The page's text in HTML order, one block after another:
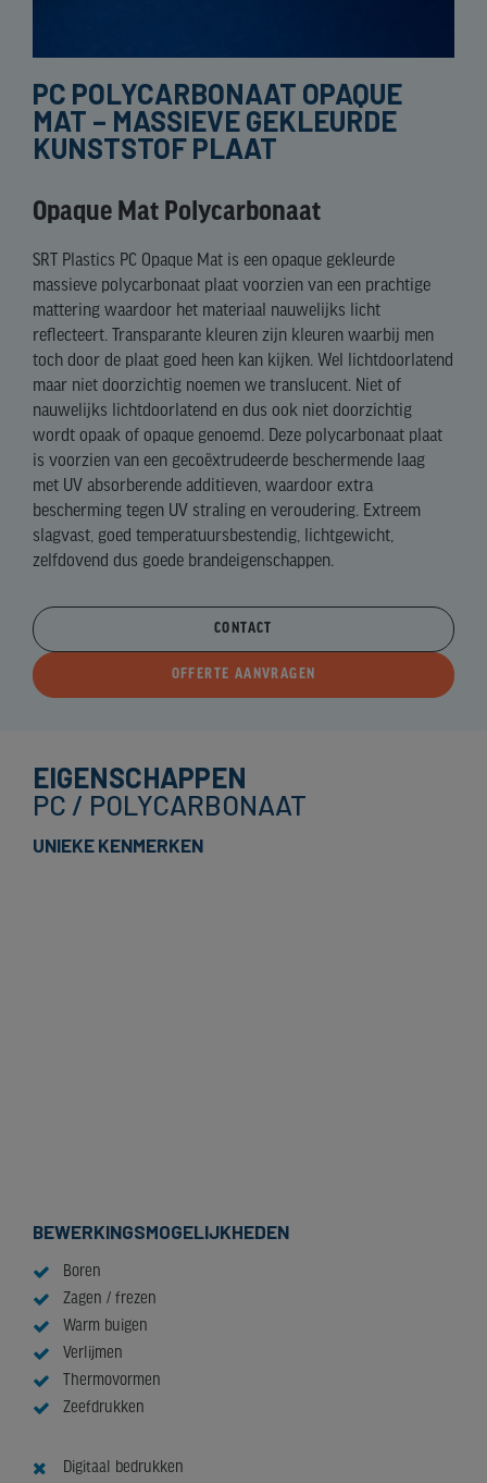
PC POLYCARBONAAT OPAQUE
MAT – MASSIEVE GEKLEURDE
KUNSTSTOF PLAAT
Opaque Mat Polycarbonaat
SRT Plastics PC Opaque Mat is een opaque gekleurde
massieve polycarbonaat plaat voorzien van een prachtige
mattering waardoor het materiaal nauwelijks licht
reflecteert. Transparante kleuren zijn kleuren waarbij men
toch door de plaat goed heen kan kijken. Wel lichtdoorlatend
maar niet doorzichtig noemen we translucent. Niet of
nauwelijks lichtdoorlatend en dus ook niet doorzichtig
wordt opaak of opaque genoemd. Deze polycarbonaat plaat
is voorzien van een gecoëxtrudeerde beschermende laag
met UV absorberende additieven, waardoor extra
bescherming tegen UV straling en veroudering. Extreem
slagvast, goed temperatuursbestendig, lichtgewicht,
zelfdovend dus goede brandeigenschappen.
CONTACT
OFFERTE AANVRAGEN
EIGENSCHAPPEN
PC / POLYCARBONAAT
UNIEKE KENMERKEN
BEWERKINGSMOGELIJKHEDEN
Boren
Zagen / frezen
Warm buigen
Verlijmen
Thermovormen
Zeefdrukken
Digitaal bedrukken